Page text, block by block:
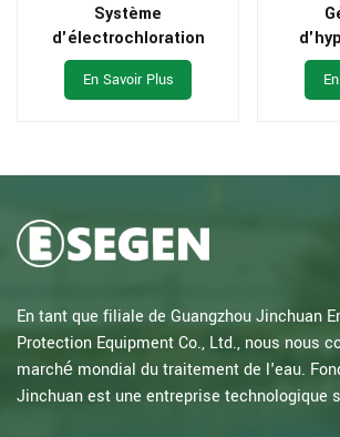
Système
d'électrochloration
d'eau de mer pour
système de
En Savoir Plus
de
En tant que filiale de Guangzhou Jinchuan
Protection Equipment Co., Ltd., nous nous
marché mondial du traitement de l'eau.
Jinchuan est une entreprise technologique